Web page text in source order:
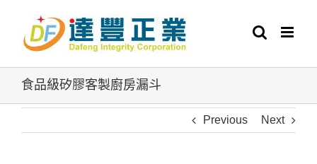
content
食品級矽膠客製廚房漏斗
Previous Next